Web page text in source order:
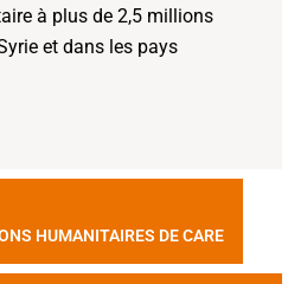
à plus de 2,5 millions
et dans les pays
HUMANITAIRES DE CARE